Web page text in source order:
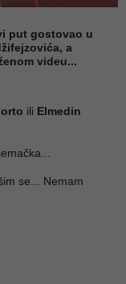
put gostovao u
a
videu...
ili Elmedin
se... Nemam